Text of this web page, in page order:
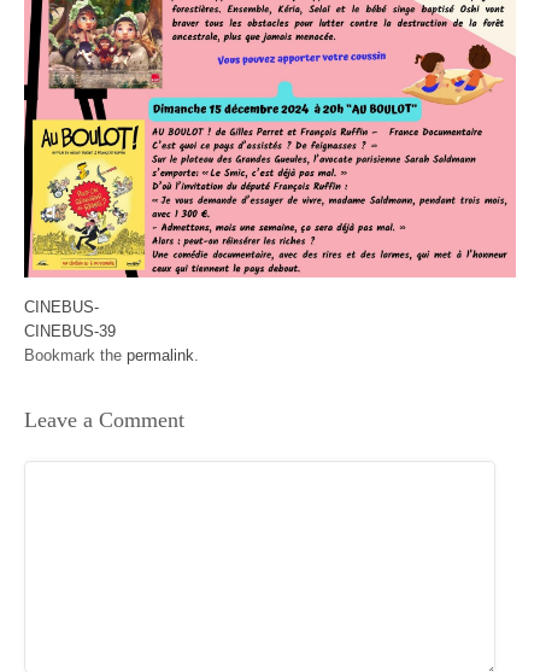
CINEBUS-
CINEBUS-39
Bookmark the permalink.
Leave a Comment